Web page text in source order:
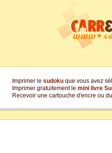
Imprimer le sudokuque vous avez
Imprimer gratuitement le mini livre
Recevoir une cartouche d'encre ou